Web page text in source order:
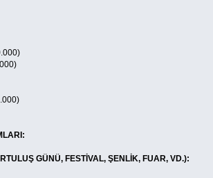
GÜNÜ, FESTİVAL, ŞENLİK, FUAR, VD.):